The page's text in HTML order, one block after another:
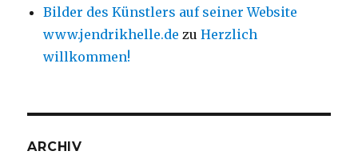
Bilder des Künstlers auf seiner Website
www.jendrikhelle.de zuHerzlich
willkommen!
ARCHIV